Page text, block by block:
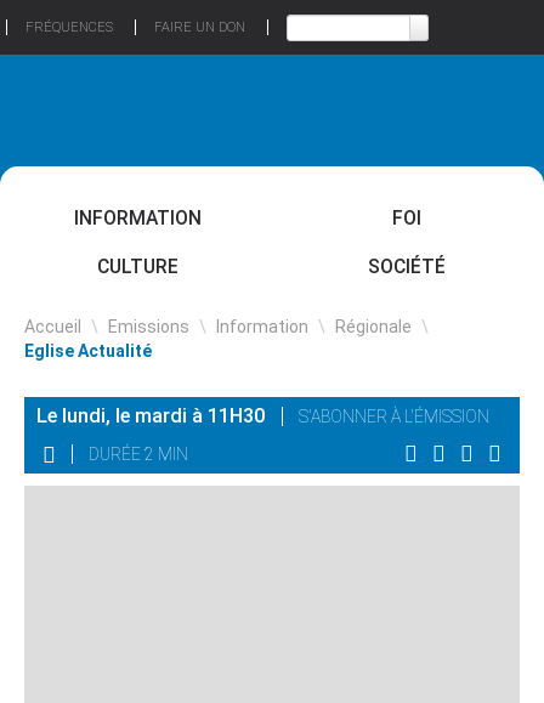
FRÉQUENCES FAIRE UN DON
INFORMATION FOI
CULTURE SOCIÉTÉ
Accueil \ Emissions \ Information \ Régionale \
Eglise Actualité
Le lundi, le mardi à 11H30
S'ABONNER À L'ÉMISSION
DURÉE 2 MIN